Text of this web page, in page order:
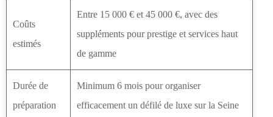
Coûts
estimés
Entre 15 000 € et 45 000 €, avec des
suppléments pour prestige et services haut
de gamme
Durée de
préparation
Minimum 6 mois pour organiser
efficacement un défilé de luxe sur la Seine